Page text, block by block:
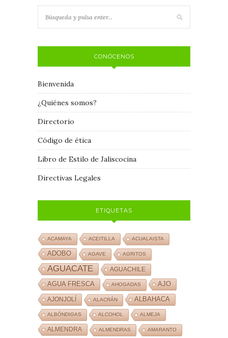
CONÓCENOS
Bienvenida
¿Quiénes somos?
Directorio
Código de ética
Libro de Estilo de Jaliscocina
Directivas Legales
ETIQUETAS
ACAMAYA ACEITILLA ACUALAISTA
ADOBO AGAVE AGRITOS
AGUACATE AGUACHILE
AGUA FRESCA AHOGADAS AJO
AJONJOLÍ ALACRÁN ALBAHACA
ALBÓNDIGAS ALCOHOL ALMEJA
ALMENDRA ALMENDRAS AMARANTO